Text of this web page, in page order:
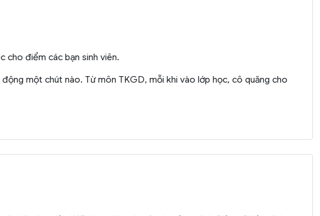
cho điểm các bạn sinh viên.
một chút nào. Từ môn TKGD, mỗi khi vào lớp học, cô quăng cho